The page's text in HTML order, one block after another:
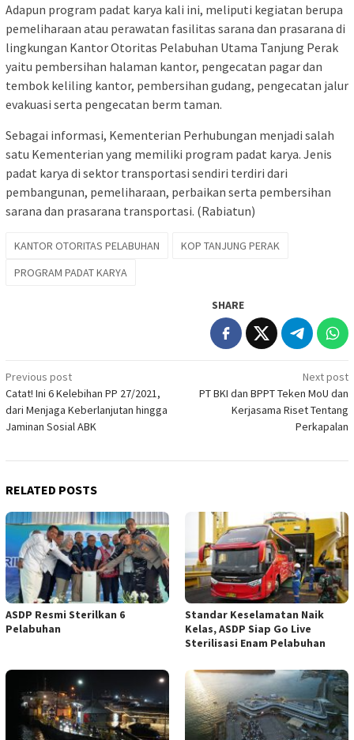
Adapun program padat karya kali ini, meliputi kegiatan berupa
pemeliharaan atau perawatan fasilitas sarana dan prasarana di
lingkungan Kantor Otoritas Pelabuhan Utama Tanjung Perak
yaitu pembersihan halaman kantor, pengecatan pagar dan
tembok keliling kantor, pembersihan gudang, pengecatan jalur
evakuasi serta pengecatan berm taman.
Sebagai informasi, Kementerian Perhubungan menjadi salah
satu Kementerian yang memiliki program padat karya. Jenis
padat karya di sektor transportasi sendiri terdiri dari
pembangunan, pemeliharaan, perbaikan serta pembersihan
sarana dan prasarana transportasi. (Rabiatun)
KANTOR OTORITAS PELABUHAN
KOP TANJUNG PERAK
PROGRAM PADAT KARYA
SHARE
Post
navigation
Previous post
Catat! Ini 6 Kelebihan PP 27/2021,
dari Menjaga Keberlanjutan hingga
Jaminan Sosial ABK
Next post
PT BKI dan BPPT Teken MoU dan
Kerjasama Riset Tentang
Perkapalan
RELATED POSTS
ASDP Resmi Sterilkan 6
Pelabuhan
Standar Keselamatan Naik
Kelas, ASDP Siap Go Live
Sterilisasi Enam Pelabuhan